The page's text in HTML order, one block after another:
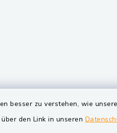
besser zu verstehen, wie
den Link in unseren